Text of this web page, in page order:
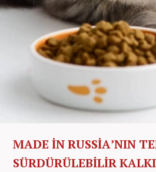
MADE İN RUSSİA’NIN
SÜRDÜRÜLEBİLİR